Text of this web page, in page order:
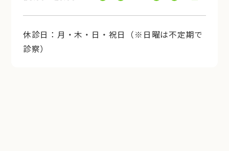
休診日：月・木・日・祝日（※日曜は不定期で
診察）